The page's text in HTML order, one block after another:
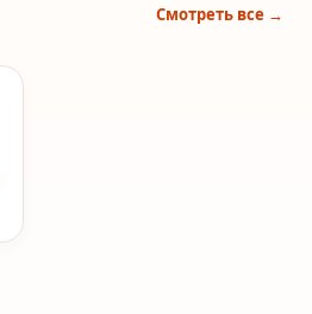
Смотреть все →